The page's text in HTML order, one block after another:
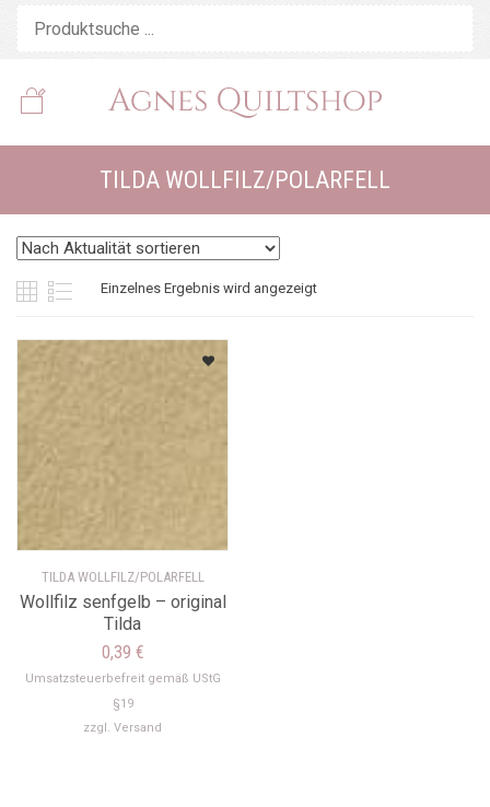
TILDA WOLLFILZ/POLARFELL
Einzelnes Ergebnis wird angezeigt
TILDA WOLLFILZ/POLARFELL
Wollfilz senfgelb – original
Tilda
0,39 €
Umsatzsteuerbefreit gemäß UStG
§19
zzgl. Versand